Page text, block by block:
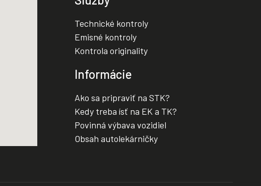
Technické kontroly
Emisné kontroly
Kontrola originality
Informácie
Ako sa pripraviť na STK?
Kedy treba ísť na EK a TK?
Povinná výbava vozidiel
Obsah autolekárničky